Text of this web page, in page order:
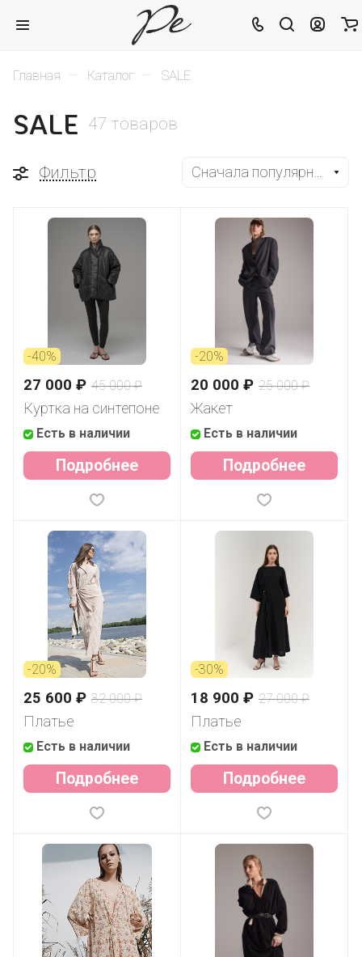
Главная Каталог SALE
SALE 47 товаров
Фильтр
-40%
27 000 ₽ 45 000 ₽
Куртка на синтепоне
Есть в наличии
Подробнее
-20%
20 000 ₽ 25 000 ₽
Жакет
Есть в наличии
Подробнее
-20%
25 600 ₽ 32 000 ₽
Платье
Есть в наличии
Подробнее
-30%
18 900 ₽ 27 000 ₽
Платье
Есть в наличии
Подробнее